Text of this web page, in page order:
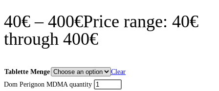
40€ – 400€Price range: 40€
through 400€
Tablette Menge
Clear
Dom Perignon MDMA quantity